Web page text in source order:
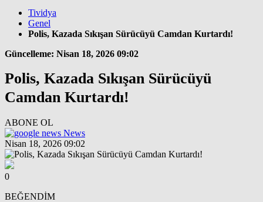
Tividya
Genel
Polis, Kazada Sıkışan Sürücüyü Camdan Kurtardı!
Güncelleme: Nisan 18, 2026 09:02
Polis, Kazada Sıkışan Sürücüyü
Camdan Kurtardı!
ABONE OL
News
Nisan 18, 2026 09:02
0
BEĞENDİM